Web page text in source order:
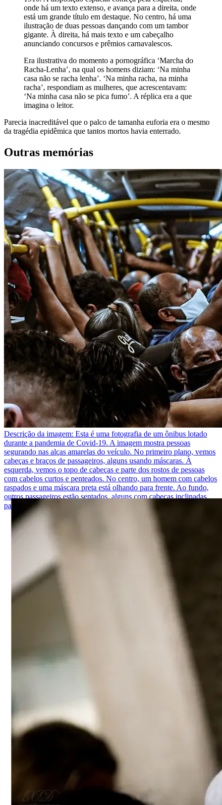
onde há um texto extenso, e avança para a direita, onde
está um grande título em destaque. No centro, há uma
ilustração de duas pessoas dançando com um tambor
gigante. À direita, há mais texto e um cabeçalho
anunciando concursos e prêmios carnavalescos.
Era ilustrativa do momento a pornográfica ‘Marcha do
Racha-Lenha’, na qual os homens diziam: ‘Na minha
casa não se racha lenha’. ‘Na minha racha, na minha
racha’, respondiam as mulheres, que acrescentavam:
‘Na minha casa não se pica fumo’. A réplica era a que
imagina o leitor.
Parecia inacreditável que o palco de tamanha euforia era o mesmo
da tragédia epidêmica que tantos mortos havia enterrado.
Outras memórias
Descrição da imagem: Esta é uma fotografia de um ônibus lotado
durante a pandemia de Covid-19. A imagem mostra pessoas
segurando nas alças amarelas do veículo. No primeiro plano, vemos
cabeças e braços de passageiros, alguns usando máscaras. À
esquerda, vemos o topo de cabeças e parte dos rostos de pessoas
com cabelos curtos e penteados. No centro, um homem com cabelos
raspados e uma máscara preta está olhando para frente. Ao fundo,
outros passageiros estão sentados, alguns com cabeças inclinadas
para trás.